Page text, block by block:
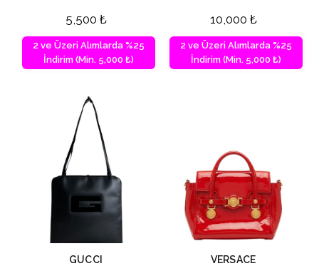
5,500 ₺
2 ve Üzeri Alımlarda %25
İndirim (Min. 5,000 ₺)
10,000 ₺
2 ve Üzeri Alımlarda %25
İndirim (Min. 5,000 ₺)
GUCCI
VERSACE